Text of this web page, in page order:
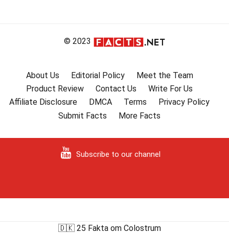
© 2023
About Us Editorial Policy
Meet the Team
Product Review
Contact Us
Write For Us
Affiliate Disclosure
DMCA Terms
Privacy Policy
Submit Facts
More Facts
Subscribe to our channel
🇩🇰 25 Fakta om Colostrum